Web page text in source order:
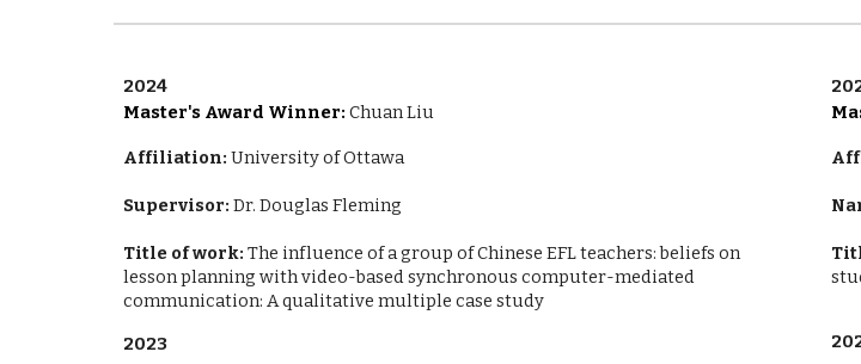
2024
Master's Award Winner: Chuan Liu
Affiliation: University of Ottawa
Supervisor: Dr. Douglas Fleming
Title of work: The influence of a group of Chinese EFL teachers: beliefs on
lesson planning with video-based synchronous computer-mediated
communication: A qualitative multiple case study
2023